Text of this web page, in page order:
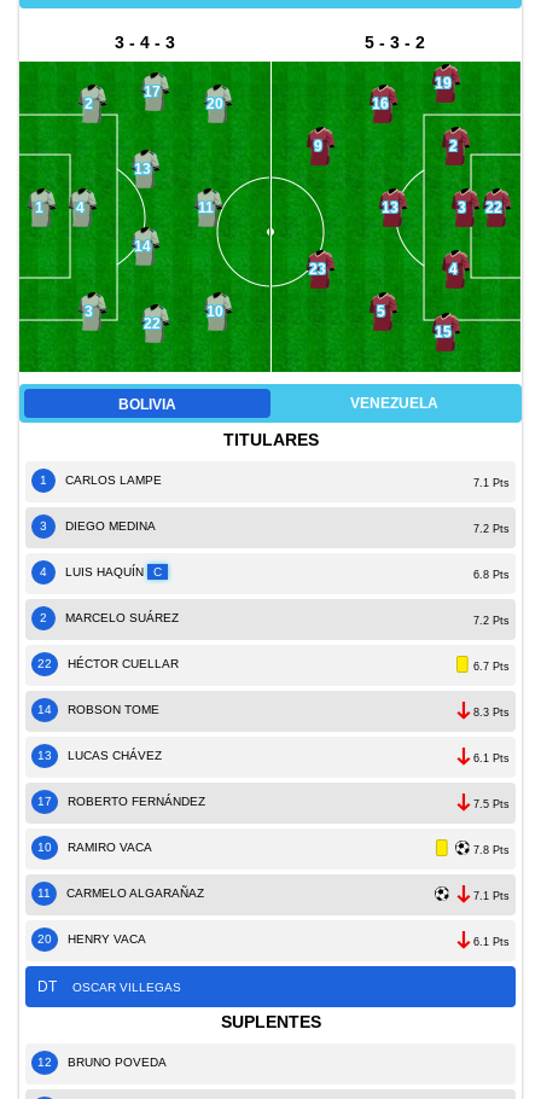
3 - 4 - 3
1
2
4
3
17
13
14
22
20
11
10
5 - 3 - 2
22
19
2
3
4
15
16
13
5
9
23
BOLIVIA VENEZUELA
TITULARES
1 CARLOS LAMPE 7.1 Pts
3 DIEGO MEDINA 7.2 Pts
4 LUIS HAQUÍN C 6.8 Pts
2 MARCELO SUÁREZ 7.2 Pts
22 HÉCTOR CUELLAR 6.7 Pts
14 ROBSON TOME 8.3 Pts
13 LUCAS CHÁVEZ 6.1 Pts
17 ROBERTO FERNÁNDEZ 7.5 Pts
10 RAMIRO VACA 7.8 Pts
11 CARMELO ALGARAÑAZ 7.1 Pts
20 HENRY VACA 6.1 Pts
DT OSCAR VILLEGAS
SUPLENTES
12 BRUNO POVEDA